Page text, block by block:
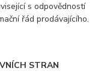
s odpovědností
řád prodávajícího.
STRAN